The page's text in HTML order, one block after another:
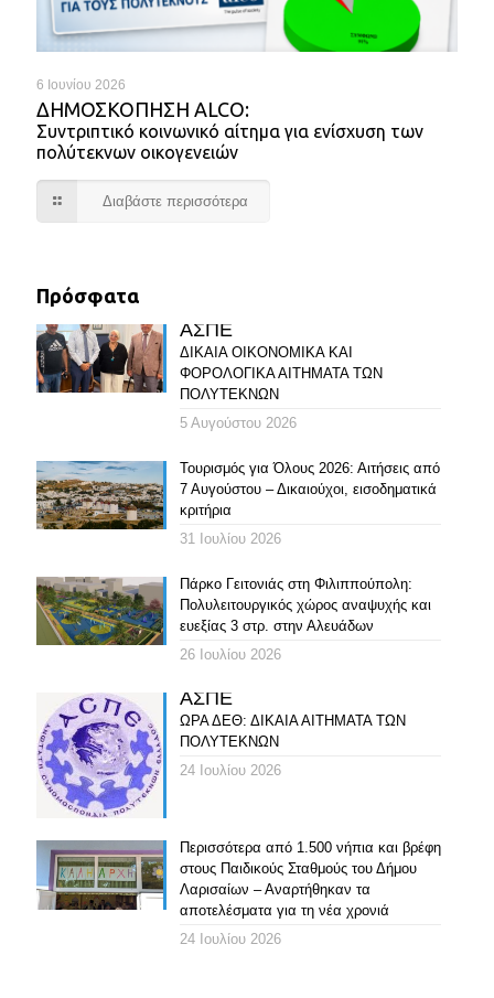
6 Ιουνίου 2026
ΔΗΜΟΣΚΌΠΗΣΗ ALCO:
Συντριπτικό κοινωνικό αίτημα για ενίσχυση των
πολύτεκνων οικογενειών
Διαβάστε περισσότερα
Πρόσφατα
ΑΣΠΕ
ΔΙΚΑΙΑ ΟΙΚΟΝΟΜΙΚΑ ΚΑΙ
ΦΟΡΟΛΟΓΙΚΑ ΑΙΤΗΜΑΤΑ ΤΩΝ
ΠΟΛΥΤΕΚΝΩΝ
5 Αυγούστου 2026
Τουρισμός για Όλους 2026: Αιτήσεις από
7 Αυγούστου – Δικαιούχοι, εισοδηματικά
κριτήρια
31 Ιουλίου 2026
Πάρκο Γειτονιάς στη Φιλιππούπολη:
Πολυλειτουργικός χώρος αναψυχής και
ευεξίας 3 στρ. στην Αλευάδων
26 Ιουλίου 2026
ΑΣΠΕ
ΩΡΑ ΔΕΘ: ΔΙΚΑΙΑ ΑΙΤΗΜΑΤΑ ΤΩΝ
ΠΟΛΥΤΕΚΝΩΝ
24 Ιουλίου 2026
Περισσότερα από 1.500 νήπια και βρέφη
στους Παιδικούς Σταθμούς του Δήμου
Λαρισαίων – Αναρτήθηκαν τα
αποτελέσματα για τη νέα χρονιά
24 Ιουλίου 2026